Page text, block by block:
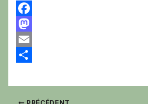
Facebook
Mastodon
Email